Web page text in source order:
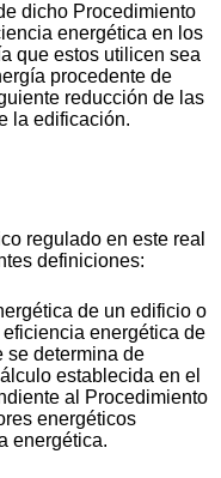
dicho Procedimiento
energética en los
que estos utilicen sea
procedente de
reducción de las
la edificación.
regulado en este real
definiciones:
de un edificio o
energética de
se determina de
establecida en el
al Procedimiento
energéticos
energética.